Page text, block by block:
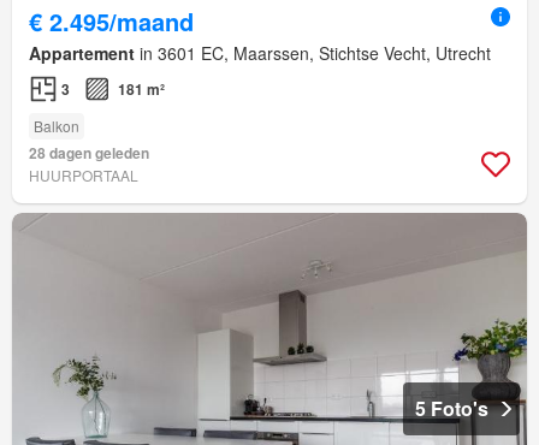
€ 2.495/maand
Appartement in 3601 EC, Maarssen, Stichtse Vecht, Utrecht
3 181 m²
Balkon
28 dagen geleden
HUURPORTAAL
5 Foto's